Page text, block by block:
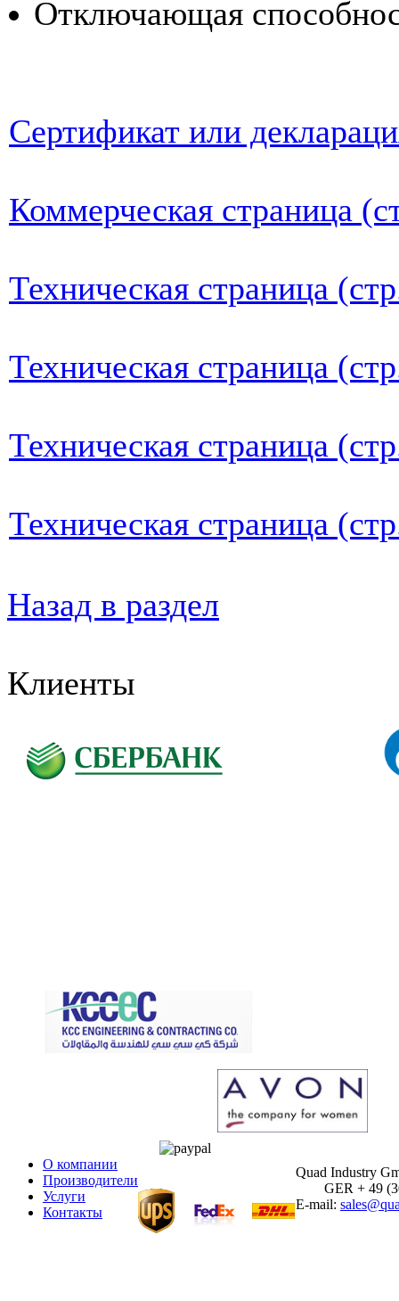
Отключающая
Сертификат или
Коммерческая страница
Техническая страница
Техническая страница
Техническая страница
Техническая страница
Назад в раздел
Клиенты
О компании
Производители
Услуги
Контакты
Quad Industry
GER + 49
E-mail: